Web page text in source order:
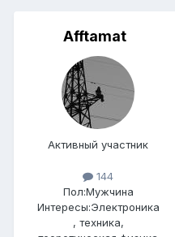
Afftamat
Активный участник
144
Пол:Мужчина
Интересы:Электроника
, техника,